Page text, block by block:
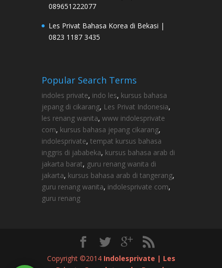
089651222077
Les Privat Bahasa Korea di Bekasi |
0823 1187 3435
Popular Search Terms
indoles private, indo les, kursus bahasa
jepang di cikarang, Les Privat Indonesia,
les renang wanita, www indolesprivate
com, kursus bahasa jepang cikarang,
indolesprivate, tempat kursus bahasa
inggris di jababeka, kursus bahasa arab di
jakarta barat, guru renang wanita di
jakarta, kursus bahasa arab di tangerang,
guru renang wanita, indolesprivate com,
guru renang
Copyright ©2014 Indolesprivate | Les